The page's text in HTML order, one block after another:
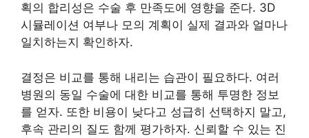
획의 합리성은 수술 후 만족도에 영향을 준다. 3D
시뮬레이션 여부나 모의 계획이 실제 결과와 얼마나
일치하는지 확인하자.
결정은 비교를 통해 내리는 습관이 필요하다. 여러
병원의 동일 수술에 대한 비교를 통해 투명한 정보
를 얻자. 또한 비용이 낮다고 성급히 선택하지 말고,
후속 관리의 질도 함께 평가하자. 신뢰할 수 있는 진